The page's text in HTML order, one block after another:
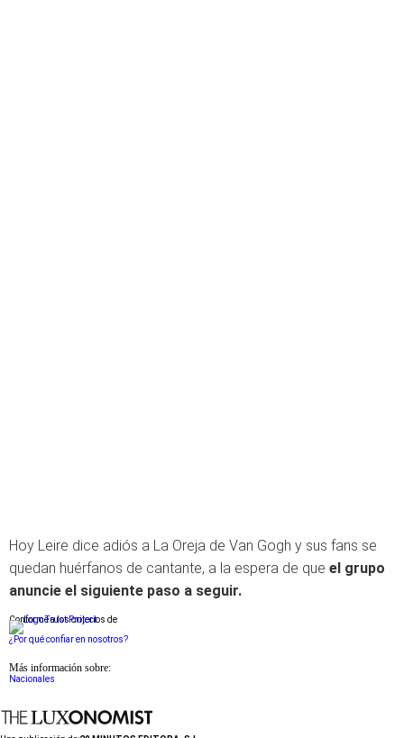
Hoy Leire dice adiós a La Oreja de Van Gogh y sus fans se
quedan huérfanos de cantante, a la espera de que el grupo
anuncie el siguiente paso a seguir.
Conforme a los criterios de
¿Por qué confiar en nosotros?
Más información sobre:
Nacionales